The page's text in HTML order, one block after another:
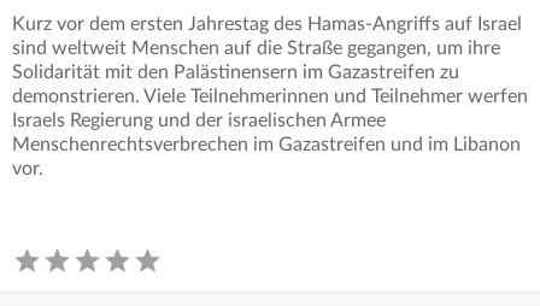
Kurz vor dem ersten Jahrestag des Hamas-Angriffs auf Israel
sind weltweit Menschen auf die Straße gegangen, um ihre
Solidarität mit den Palästinensern im Gazastreifen zu
demonstrieren. Viele Teilnehmerinnen und Teilnehmer werfen
Israels Regierung und der israelischen Armee
Menschenrechtsverbrechen im Gazastreifen und im Libanon
vor.